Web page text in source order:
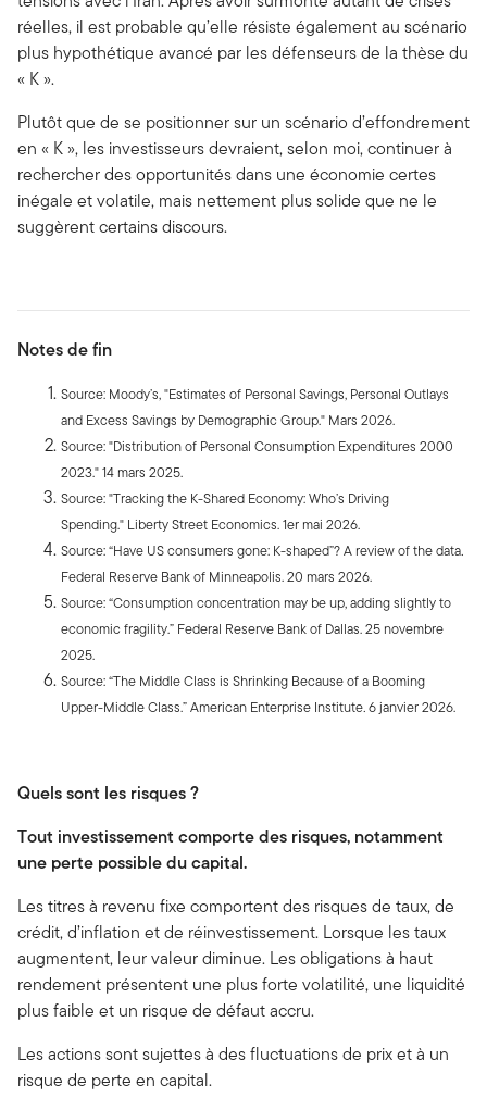
réelles, il est probable qu’elle résiste également au scénario
plus hypothétique avancé par les défenseurs de la thèse du
« K ».
Plutôt que de se positionner sur un scénario d’effondrement
en « K », les investisseurs devraient, selon moi, continuer à
rechercher des opportunités dans une économie certes
inégale et volatile, mais nettement plus solide que ne le
suggèrent certains discours.
Notes de fin
Source: Moody’s, "Estimates of Personal Savings, Personal Outlays
and Excess Savings by Demographic Group." Mars 2026.
Source: "Distribution of Personal Consumption Expenditures 2000
2023." 14 mars 2025.
Source: "Tracking the K-Shared Economy: Who’s Driving
Spending." Liberty Street Economics. 1er mai 2026.
Source: “Have US consumers gone: K-shaped”? A review of the data.
Federal Reserve Bank of Minneapolis. 20 mars 2026.
Source: “Consumption concentration may be up, adding slightly to
economic fragility.” Federal Reserve Bank of Dallas. 25 novembre
2025.
Source: “The Middle Class is Shrinking Because of a Booming
Upper-Middle Class.” American Enterprise Institute.6 janvier 2026.
Quels sont les risques ?
Tout investissement comporte des risques, notamment
une perte possible du capital.
Les titres à revenu fixe comportent des risques de taux, de
crédit, d’inflation et de réinvestissement. Lorsque les taux
augmentent, leur valeur diminue. Les obligations à haut
rendement présentent une plus forte volatilité, une liquidité
plus faible et un risque de défaut accru.
Les actions sont sujettes à des fluctuations de prix et à un
risque de perte en capital.